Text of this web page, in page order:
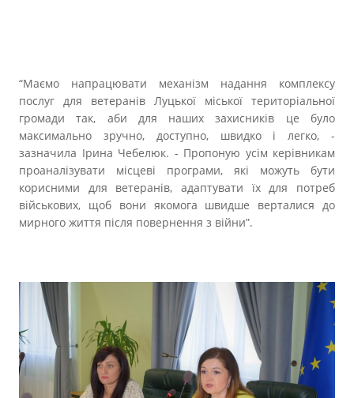
“Маємо напрацювати механізм надання комплексу
послуг для ветеранів Луцької міської територіальної
громади так, аби для наших захисників це було
максимально зручно, доступно, швидко і легко, -
зазначила Ірина Чебелюк. - Пропоную усім керівникам
проаналізувати місцеві програми, які можуть бути
корисними для ветеранів, адаптувати їх для потреб
військових, щоб вони якомога швидше верталися до
мирного життя після повернення з війни”.